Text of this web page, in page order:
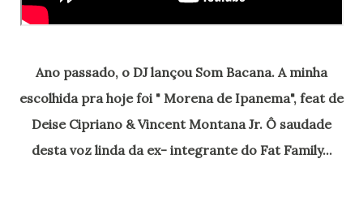
Ano passado, o DJ lançou Som Bacana. A minha
escolhida pra hoje foi " Morena de Ipanema", feat de
Deise Cipriano & Vincent Montana Jr. Ô saudade
desta voz linda da ex- integrante do Fat Family...